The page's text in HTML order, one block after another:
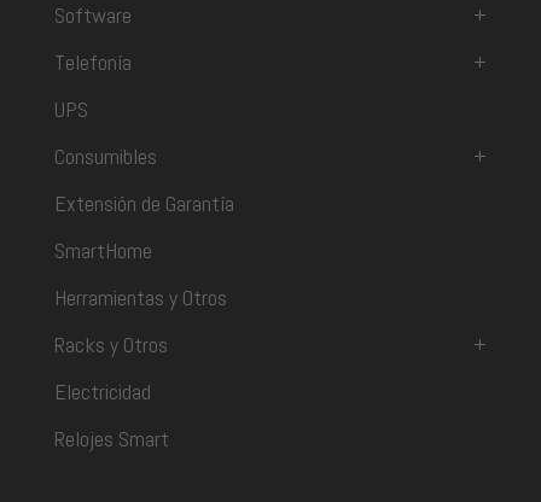
Software
+
Telefonía
+
UPS
Consumibles
+
Extensión de Garantía
SmartHome
Herramientas y Otros
Racks y Otros
+
Electricidad
Relojes Smart